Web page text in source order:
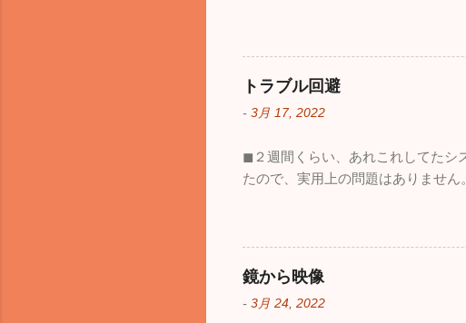
トラブル回避
- 3月 17, 2022
◼︎２週間くらい、あれこれしてたシ
たので、実用上の問題はありません
鏡から映像
- 3月 24, 2022